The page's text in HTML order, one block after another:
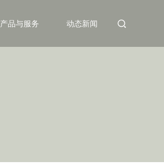
产品与服务 动态新闻